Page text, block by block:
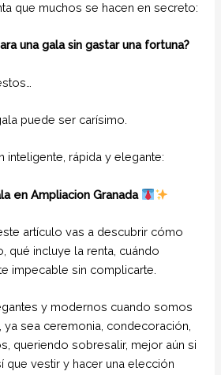
que muchos se hacen en secreto:
una gala sin gastar una fortuna?
puede ser carísimo.
inteligente, rápida y elegante:
en Ampliacion Granada
artículo vas a descubrir cómo
qué incluye la renta, cuándo
impecable sin complicarte.
y modernos cuando somos
ya sea ceremonia, condecoración,
queriendo sobresalir, mejor aún si
que vestir y hacer una elección